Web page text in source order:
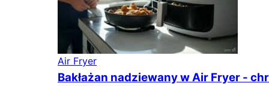
Air Fryer
Bakłażan nadziewany w Air Fryer -